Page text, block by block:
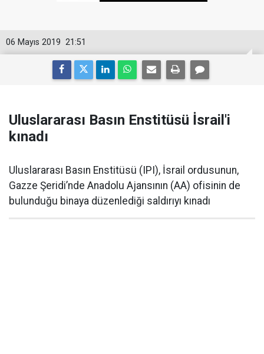
21:51
06 Mayıs 2019
Uluslararası Basın Enstitüsü İsrail'i
kınadı
Uluslararası Basın Enstitüsü (IPI), İsrail ordusunun,
Gazze Şeridi’nde Anadolu Ajansının (AA) ofisinin de
bulunduğu binaya düzenlediği saldırıyı kınadı